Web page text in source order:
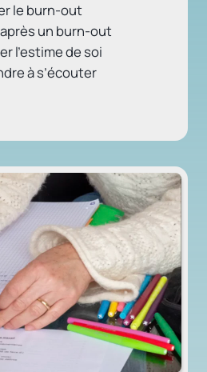
le burn-out
un burn-out
l’estime de soi
à s’écouter